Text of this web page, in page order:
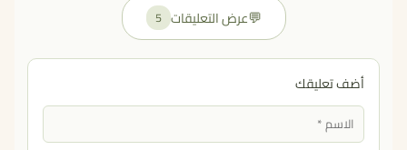
💬عرض التعليقات 5
أضف تعليقك